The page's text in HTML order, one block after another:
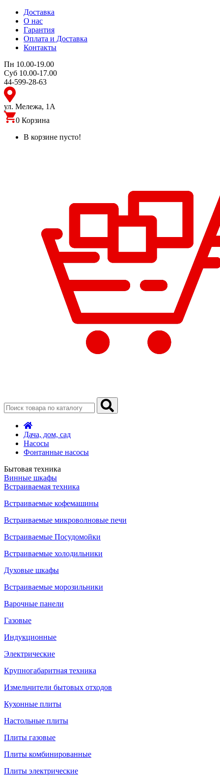
Доставка
О нас
Гарантия
Оплата и Доставка
Контакты
Пн 10.00-19.00
Суб 10.00-17.00
44-599-28-63
ул. Мележа, 1А
0 Корзина
В корзине пусто!
Дача, дом, сад
Насосы
Фонтанные насосы
Бытовая техника
Винные шкафы
Встраиваемая техника
Встраиваемые кофемашины
Встраиваемые микроволновые печи
Встраиваемые Посудомойки
Встраиваемые холодильники
Духовые шкафы
Встраиваемые морозильники
Варочные панели
Газовые
Индукционные
Электрические
Крупногабаритная техника
Измельчители бытовых отходов
Кухонные плиты
Настольные плиты
Плиты газовые
Плиты комбинированные
Плиты электрические